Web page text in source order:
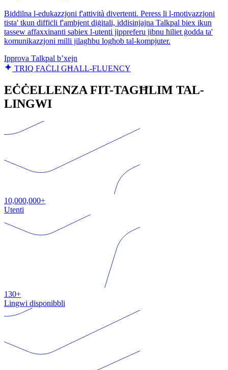
Biddilna l-edukazzjoni f'attività divertenti. Peress li l-motivazzjoni
tista' tkun diffiċli f'ambjent diġitali, iddisinjajna Talkpal biex ikun
tassew affaxxinanti sabiex l-utenti jippreferu jibnu ħiliet ġodda ta'
komunikazzjoni milli jilagħbu logħob tal-kompjuter.
Ipprova Talkpal b’xejn
TRIQ FAĊLI GĦALL-FLUENCY
EĊĊELLENZA FIT-TAGĦLIM TAL-
LINGWI
10,000,000+
Utenti
130+
Lingwi disponibbli